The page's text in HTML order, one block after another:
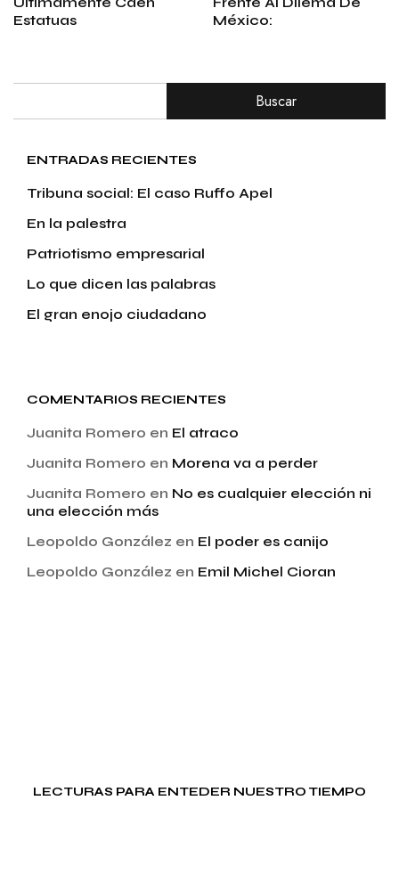
Estatuas
México:
Buscar
ENTRADAS RECIENTES
Tribuna social: El caso Ruffo Apel
En la palestra
Patriotismo empresarial
Lo que dicen las palabras
El gran enojo ciudadano
COMENTARIOS RECIENTES
Juanita Romero en El atraco
Juanita Romero en Morena va a perder
Juanita Romero en No es cualquier elección ni
una elección más
Leopoldo González en El poder es canijo
Leopoldo González en Emil Michel Cioran
LECTURAS PARA ENTEDER NUESTRO TIEMPO